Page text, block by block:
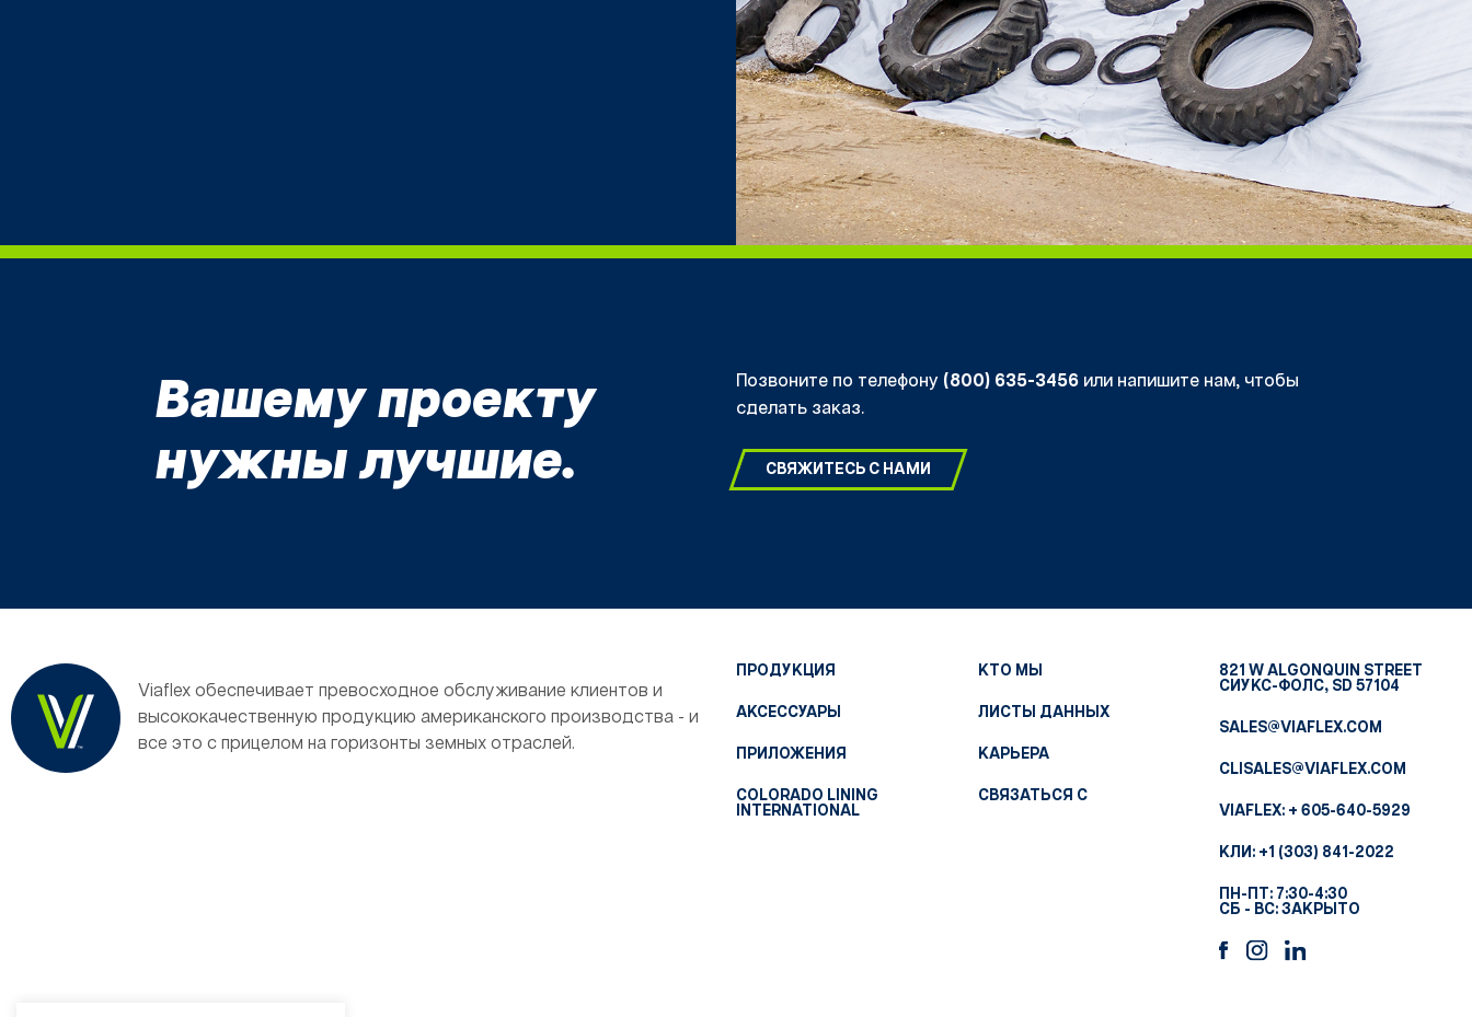
Вашему проекту
нужны лучшие.
Позвоните по телефону (800) 635-3456 или напишите нам, чтобы
сделать заказ.
СВЯЖИТЕСЬ С НАМИ
Viaflex обеспечивает превосходное обслуживание клиентов и
высококачественную продукцию американского производства - и
все это с прицелом на горизонты земных отраслей.
ПРОДУКЦИЯ
АКСЕССУАРЫ
ПРИЛОЖЕНИЯ
COLORADO LINING
INTERNATIONAL
КТО МЫ
ЛИСТЫ ДАННЫХ
КАРЬЕРА
СВЯЗАТЬСЯ С
821 W ALGONQUIN STREET
СИУКС-ФОЛС, SD 57104
SALES@VIAFLEX.COM
CLISALES@VIAFLEX.COM
VIAFLEX: + 605-640-5929
КЛИ: +1 (303) 841-2022
ПН-ПТ: 7:30-4:30
СБ - ВС: ЗАКРЫТО